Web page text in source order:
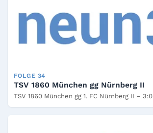
FOLGE 34
TSV 1860 München gg Nürnberg II
TSV 1860 München gg 1. FC Nürnberg II – 3:0